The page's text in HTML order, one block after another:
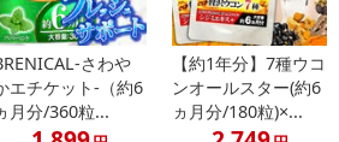
でおります。
ー』 果実にはビタミン、ミネラル、アミ
が含まれております。
さわや
エチケット-（約6
月分/360粒...
【約1年分】7種ウコ
ンオールスター(約6
ヵ月分/180粒)×...